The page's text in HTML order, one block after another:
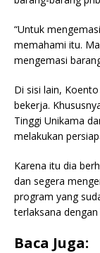
“Untuk
memahami itu.
mengemasi
Di sisi lain,
bekerja.
Tinggi Unikama
melakukan
Karena itu dia
dan segera
program yang
terlaksana dengan
Baca Juga: